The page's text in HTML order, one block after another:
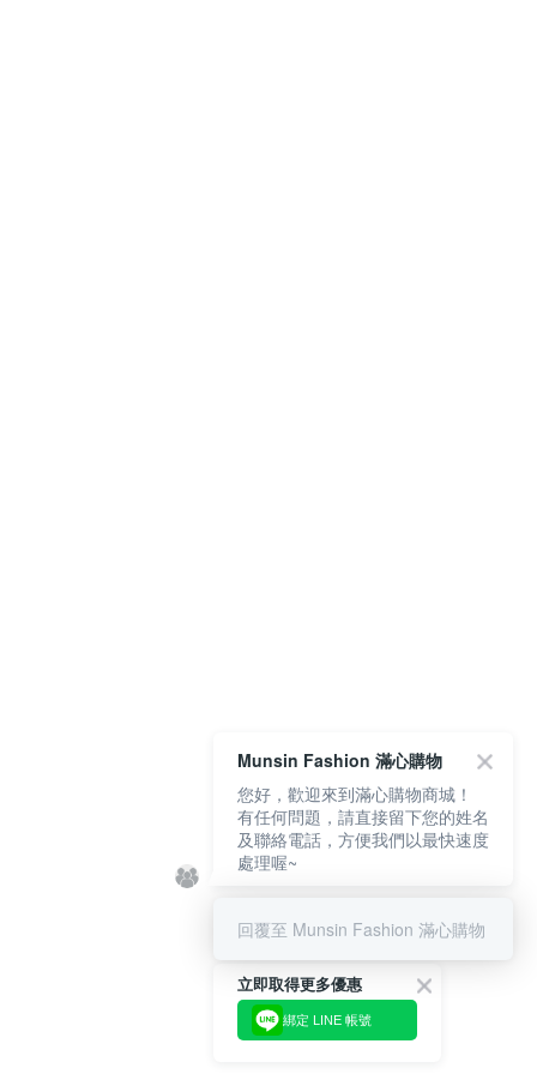
立即取得更多優惠
綁定 LINE 帳號
Munsin Fashion 滿心購物
您好，歡迎來到滿心購物商城！
有任何問題，請直接留下您的姓名
及聯絡電話，方便我們以最快速度
處理喔~
回覆至 Munsin Fashion 滿心購物